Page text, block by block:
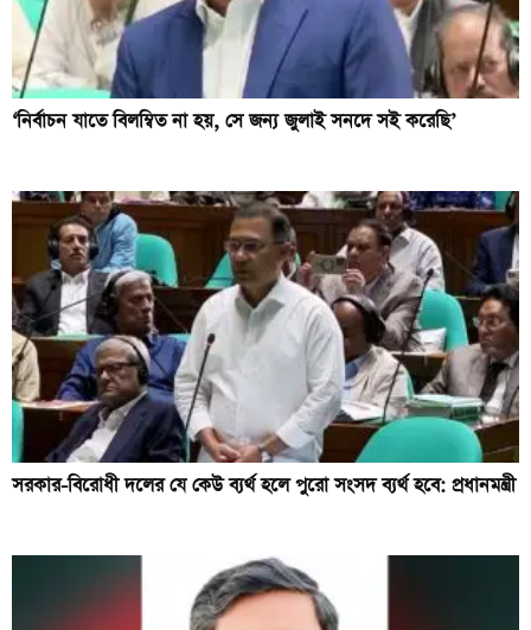
‘নির্বাচন যাতে বিলম্বিত না হয়, সে জন্য জুলাই সনদে সই করেছি’
সরকার-বিরোধী দলের যে কেউ ব্যর্থ হলে পুরো সংসদ ব্যর্থ হবে: প্রধানমন্ত্রী